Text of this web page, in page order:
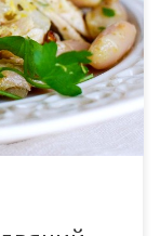
В
пісних страв
на домашній